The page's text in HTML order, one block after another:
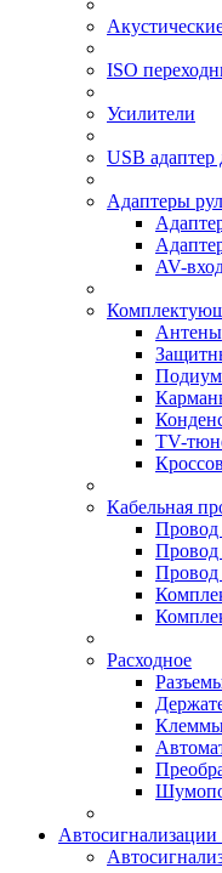
ISO
Усилители
USB адаптер
Адаптеры
AV-
Антены
TV-
Кабельная
Провод
Провод
Расходное
Автосигнализации